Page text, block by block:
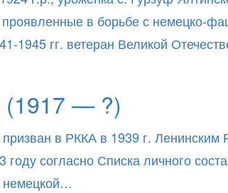
проявленные в борьбе с немецко-
1945 гг. ветеран Великой
— ?)
в РККА в 1939 г.
согласно Списка личного
немецкой…